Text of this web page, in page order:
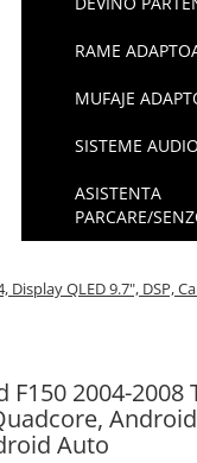
RAME
MUFAJE
SISTEME AUDIO
ASISTENTA
PARCARE/
Display QLED 9.7", DSP,
2004-2008
Auto